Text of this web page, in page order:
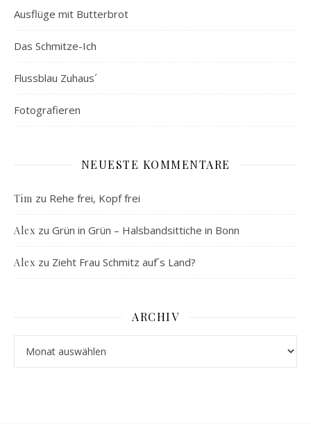
Ausflüge mit Butterbrot
Das Schmitze-Ich
Flussblau Zuhaus´
Fotografieren
NEUESTE KOMMENTARE
Tim zu Rehe frei, Kopf frei
Alex zu Grün in Grün – Halsbandsittiche in Bonn
Alex zu Zieht Frau Schmitz auf´s Land?
ARCHIV